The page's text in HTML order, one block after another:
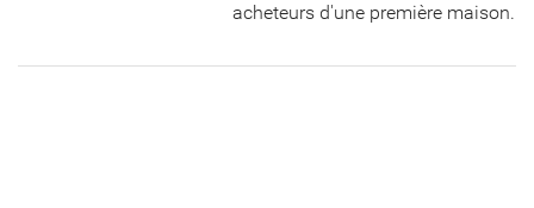
acheteurs d'une première maison.